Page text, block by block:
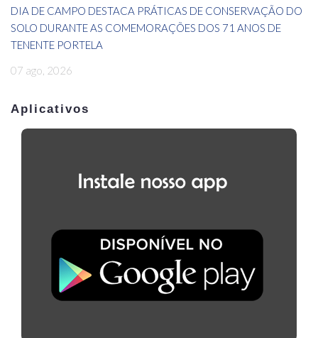
DIA DE CAMPO DESTACA PRÁTICAS DE CONSERVAÇÃO DO
SOLO DURANTE AS COMEMORAÇÕES DOS 71 ANOS DE
TENENTE PORTELA
07 ago, 2026
Aplicativos